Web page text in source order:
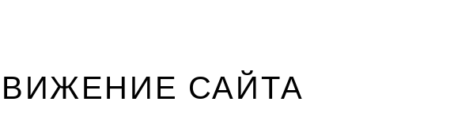
САЙТА